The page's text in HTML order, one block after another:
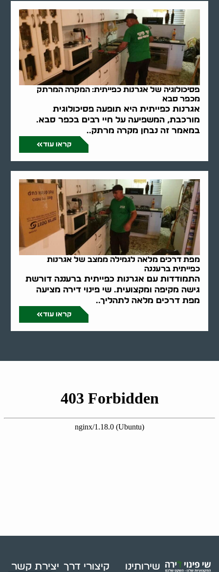
פסיכולוגיה של אגרנות כפייתית: המקרה המרתק
מכפר סבא
אגרנות כפייתית היא תופעה פסיכולוגית
מורכבת, המשפיעה על חיי רבים בכפר סבא.
במאמר זה נבחן מקרה מרתק..
קראו עוד
מפת דרכים מלאה לגמילה ממצב של אגרנות
כפייתית ברעננה
התמודדות עם אגרנות כפייתית ברעננה דורשת
גישה מקיפה ומקצועית. שי פינוי דירה מציעה
מפת דרכים מלאה לתהליך..
קראו עוד
שירותינו קיצורי דרך יצירת קשר